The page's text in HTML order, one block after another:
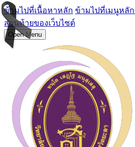
ข้ามไปที่เนื้อหาหลัก ข้ามไปที่เมนูหลัก
ส่วนท้ายของเว็บไซต์
Open Menu